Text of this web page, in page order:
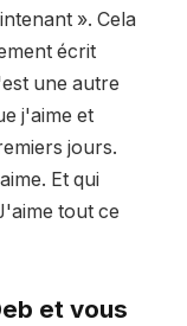
». Cela
écrit
une autre
j'aime et
jours.
Et qui
tout ce
et vous